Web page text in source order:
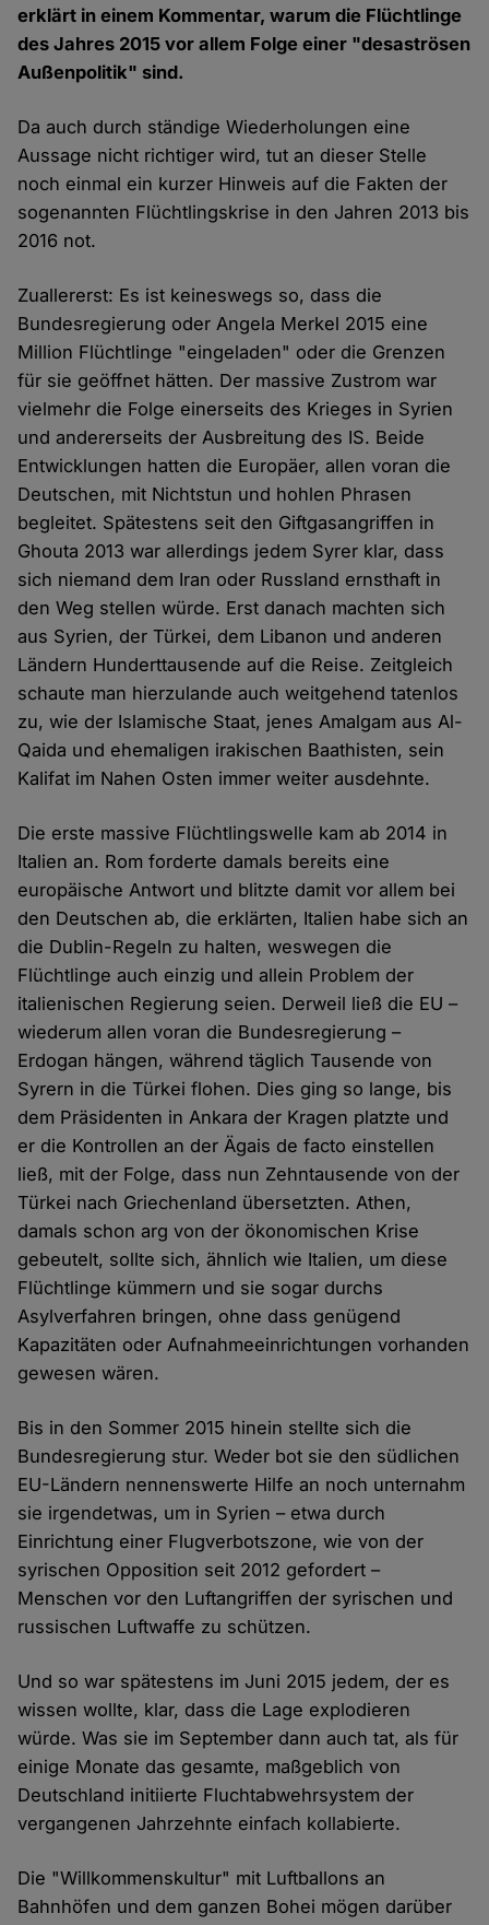
erklärt in einem Kommentar, warum die Flüchtlinge
des Jahres 2015 vor allem Folge einer "desaströsen
Außenpolitik" sind.
Da auch durch ständige Wiederholungen eine
Aussage nicht richtiger wird, tut an dieser Stelle
noch einmal ein kurzer Hinweis auf die Fakten der
sogenannten Flüchtlingskrise in den Jahren 2013 bis
2016 not.
Zuallererst: Es ist keineswegs so, dass die
Bundesregierung oder Angela Merkel 2015 eine
Million Flüchtlinge "eingeladen" oder die Grenzen
für sie geöffnet hätten. Der massive Zustrom war
vielmehr die Folge einerseits des Krieges in Syrien
und andererseits der Ausbreitung des IS. Beide
Entwicklungen hatten die Europäer, allen voran die
Deutschen, mit Nichtstun und hohlen Phrasen
begleitet. Spätestens seit den Giftgasangriffen in
Ghouta 2013 war allerdings jedem Syrer klar, dass
sich niemand dem Iran oder Russland ernsthaft in
den Weg stellen würde. Erst danach machten sich
aus Syrien, der Türkei, dem Libanon und anderen
Ländern Hunderttausende auf die Reise. Zeitgleich
schaute man hierzulande auch weitgehend tatenlos
zu, wie der Islamische Staat, jenes Amalgam aus Al-
Qaida und ehemaligen irakischen Baathisten, sein
Kalifat im Nahen Osten immer weiter ausdehnte.
Die erste massive Flüchtlingswelle kam ab 2014 in
Italien an. Rom forderte damals bereits eine
europäische Antwort und blitzte damit vor allem bei
den Deutschen ab, die erklärten, Italien habe sich an
die Dublin-Regeln zu halten, weswegen die
Flüchtlinge auch einzig und allein Problem der
italienischen Regierung seien. Derweil ließ die EU –
wiederum allen voran die Bundesregierung –
Erdogan hängen, während täglich Tausende von
Syrern in die Türkei flohen. Dies ging so lange, bis
dem Präsidenten in Ankara der Kragen platzte und
er die Kontrollen an der Ägais de facto einstellen
ließ, mit der Folge, dass nun Zehntausende von der
Türkei nach Griechenland übersetzten. Athen,
damals schon arg von der ökonomischen Krise
gebeutelt, sollte sich, ähnlich wie Italien, um diese
Flüchtlinge kümmern und sie sogar durchs
Asylverfahren bringen, ohne dass genügend
Kapazitäten oder Aufnahmeeinrichtungen vorhanden
gewesen wären.
Bis in den Sommer 2015 hinein stellte sich die
Bundesregierung stur. Weder bot sie den südlichen
EU-Ländern nennenswerte Hilfe an noch unternahm
sie irgendetwas, um in Syrien – etwa durch
Einrichtung einer Flugverbotszone, wie von der
syrischen Opposition seit 2012 gefordert –
Menschen vor den Luftangriffen der syrischen und
russischen Luftwaffe zu schützen.
Und so war spätestens im Juni 2015 jedem, der es
wissen wollte, klar, dass die Lage explodieren
würde. Was sie im September dann auch tat, als für
einige Monate das gesamte, maßgeblich von
Deutschland initiierte Fluchtabwehrsystem der
vergangenen Jahrzehnte einfach kollabierte.
Die "Willkommenskultur" mit Luftballons an
Bahnhöfen und dem ganzen Bohei mögen darüber